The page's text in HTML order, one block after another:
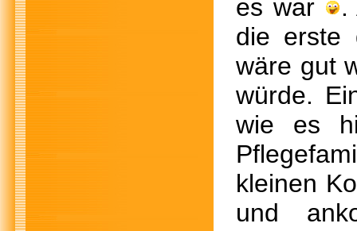
es war
.
die erste
wäre gut
würde.
wie es
kleinen
und